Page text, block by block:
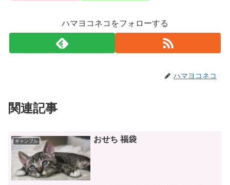
ハマヨコネコをフォローする
ハマヨコネコ
関連記事
ギャンブル おせち 福袋